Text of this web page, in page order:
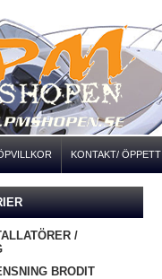
KONTAKT/
/
BRODIT